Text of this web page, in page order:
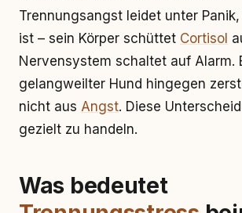
Trennungsangst leidet unter
ist – sein Körper schüttet Cortisol
Nervensystem schaltet auf Alarm.
gelangweilter Hund hingegen
nicht aus Angst. Diese
gezielt zu handeln.
Was bedeutet